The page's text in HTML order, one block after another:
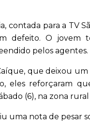
contada para a TV
defeito. O
pelos agentes.
que deixou
eles reforçaram
(6), na zona
uma nota de pesar